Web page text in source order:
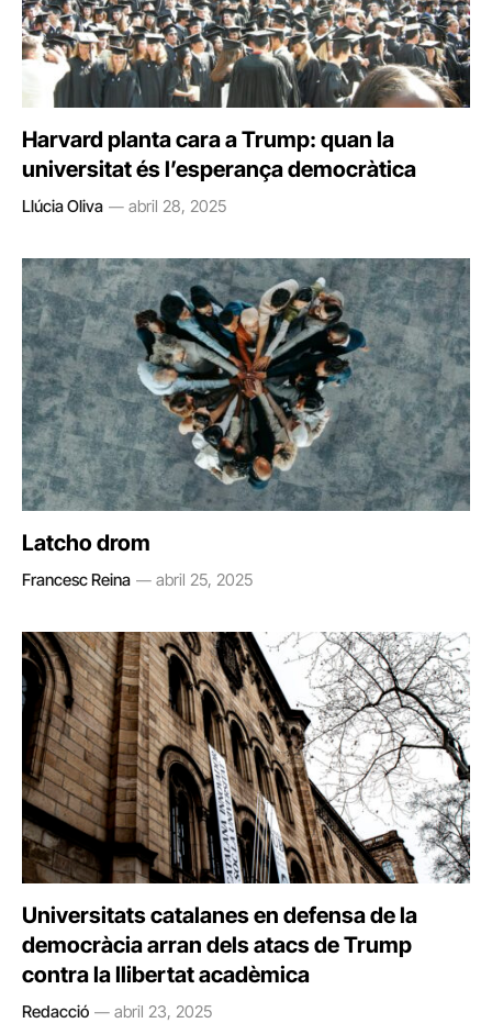
Harvard planta cara a Trump: quan la
universitat és l’esperança democràtica
Llúcia Oliva abril 28, 2025
Latcho drom
Francesc Reina abril 25, 2025
Universitats catalanes en defensa de la
democràcia arran dels atacs de Trump
contra la llibertat acadèmica
Redacció abril 23, 2025